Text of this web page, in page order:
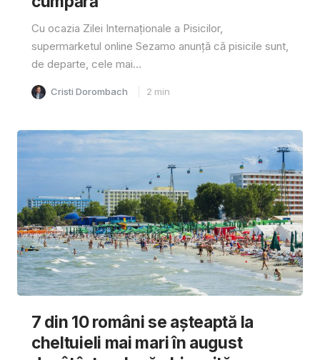
Cu ocazia Zilei Internaționale a Pisicilor,
supermarketul online Sezamo anunță că pisicile sunt,
de departe, cele mai...
Cristi Dorombach 2 min
7 din 10 români se așteaptă la
cheltuieli mai mari în august